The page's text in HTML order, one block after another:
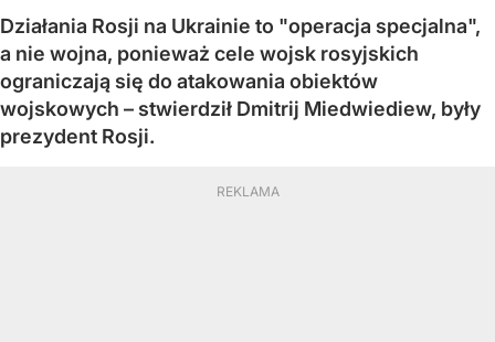
Działania Rosji na Ukrainie to "operacja specjalna",
a nie wojna, ponieważ cele wojsk rosyjskich
ograniczają się do atakowania obiektów
wojskowych – stwierdził Dmitrij Miedwiediew, były
prezydent Rosji.